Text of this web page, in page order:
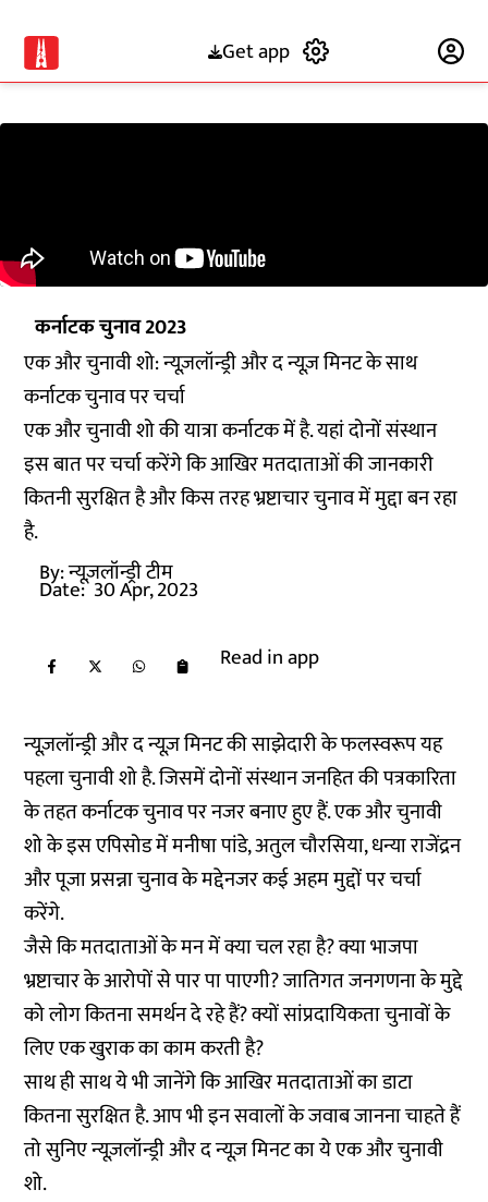
Get app
कर्नाटक चुनाव 2023
एक और चुनावी शो: न्यूज़लॉन्ड्री और द न्यूज़ मिनट के साथ
कर्नाटक चुनाव पर चर्चा
एक और चुनावी शो की यात्रा कर्नाटक में है. यहां दोनों संस्थान
इस बात पर चर्चा करेंगे कि आखिर मतदाताओं की जानकारी
कितनी सुरक्षित है और किस तरह भ्रष्टाचार चुनाव में मुद्दा बन रहा
है.
By:न्यूज़लॉन्ड्री टीम
Date: 30 Apr, 2023
Read in app
न्यूज़लॉन्ड्री और द न्यूज़ मिनट की साझेदारी के फलस्वरूप यह
पहला चुनावी शो है. जिसमें दोनों संस्थान जनहित की पत्रकारिता
के तहत कर्नाटक चुनाव पर नजर बनाए हुए हैं. एक और चुनावी
शो के इस एपिसोड में मनीषा पांडे, अतुल चौरसिया, धन्या राजेंद्रन
और पूजा प्रसन्ना चुनाव के मद्देनजर कई अहम मुद्दों पर चर्चा
करेंगे.
जैसे कि मतदाताओं के मन में क्या चल रहा है? क्या भाजपा
भ्रष्टाचार के आरोपों से पार पा पाएगी? जातिगत जनगणना के मुद्दे
को लोग कितना समर्थन दे रहे हैं? क्यों सांप्रदायिकता चुनावों के
लिए एक खुराक का काम करती है?
साथ ही साथ ये भी जानेंगे कि आखिर मतदाताओं का डाटा
कितना सुरक्षित है. आप भी इन सवालों के जवाब जानना चाहते हैं
तो सुनिए न्यूज़लॉन्ड्री और द न्यूज़ मिनट का ये एक और चुनावी
शो.